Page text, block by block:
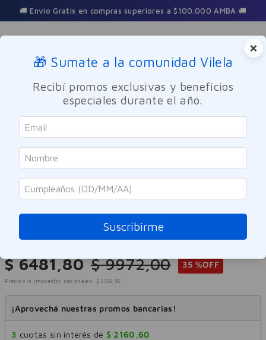
🚚 Envío Gratis en compras superiores a $100.000 AMBA 🚚
Buscar
Cuidado Personal Cuidado del Cabello
Bagovit
Crema De Peinar Pelo Largo Y Sin
Frizz 200ml
Referencia:9959036
$ 6481,80 $ 9972,00 35 %OFF
Precio sin impuestos nacionales: $ 5356 ,86
¡Aprovechá nuestras promos bancarias!
3 cuotas sin interés de $ 2160 ,60
×
🎁 Sumate a la comunidad Vilela
Recibí promos exclusivas y beneficios
especiales durante el año.
Suscribirme